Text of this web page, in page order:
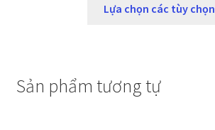
Lựa chọn các tùy chọn
Sản phẩm tương tự